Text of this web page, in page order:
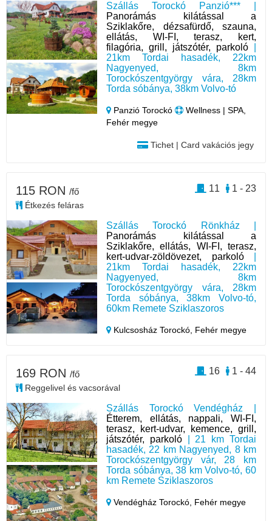
Szállás Torockó Panzió*** |
Panorámás kilátással a
Sziklakőre, dézsafürdő, szauna,
ellátás, WI-FI, terasz, kert,
filagória, grill, játszótér, parkoló
21km Tordai hasadék, 22km
Nagyenyed, 8km
Torockószentgyörgy vára, 28km
Torda sóbánya, 38km Volvo-tó
Panzió Torockó
Wellness | SPA,
Fehér megye
Tichet | Card vakációs jegy
Szállás Torockó Rönkház |
Panorámás kilátással a
Sziklakőre, ellátás, WI-FI, terasz,
kert-udvar-zöldövezet, parkoló|
21km Tordai hasadék, 22km
Nagyenyed, 8km
Torockószentgyörgy vára, 28km
Torda sóbánya, 38km Volvo-tó,
60km Remete Sziklaszoros
Kulcsosház Torockó, Fehér megye
115 RON /fő
Étkezés feláras
1 - 23
11
Szállás Torockó Vendégház |
Étterem, ellátás, nappali, WI-FI,
terasz, kert-udvar, kemence, grill,
játszótér, parkoló| 21 km Tordai
hasadék, 22 km Nagyenyed, 8 km
Torockószentgyörgy vár, 28 km
Torda sóbánya, 38 km Volvo-tó, 60
km Remete Sziklaszoros
Vendégház Torockó, Fehér megye
169 RON /fő
Reggelivel és vacsorával
1 - 44
16